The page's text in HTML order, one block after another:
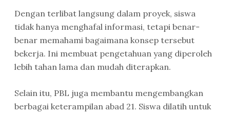
Dengan terlibat langsung dalam proyek, siswa
tidak hanya menghafal informasi, tetapi benar-
benar memahami bagaimana konsep tersebut
bekerja. Ini membuat pengetahuan yang diperoleh
lebih tahan lama dan mudah diterapkan.
Selain itu, PBL juga membantu mengembangkan
berbagai keterampilan abad 21. Siswa dilatih untuk